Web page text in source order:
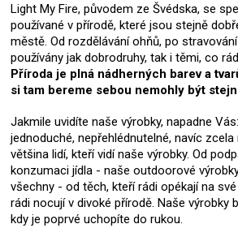
Light My Fire, původem ze Švédska, se
používané v přírodě, které jsou stejně
městě. Od rozdělávání ohňů, po
používány jak dobrodruhy, tak i těmi, co
Příroda je plná nádherných barev a
si tam bereme sebou nemohly být
Jakmile uvidíte naše výrobky, napadne
jednoduché, nepřehlédnutelné, navíc zcela
většina lidí, kteří vidí naše výrobky. Od
konzumaci jídla - naše outdoorové
všechny - od těch, kteří rádi opékají na
rádi nocují v divoké přírodě. Naše výrobky
kdy je poprvé uchopíte do rukou.